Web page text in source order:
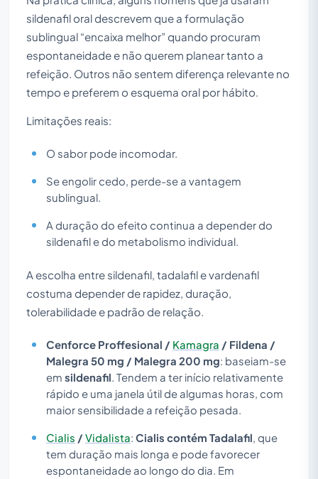
sildenafil oral descrevem que a formulação
sublingual “encaixa melhor” quando procuram
espontaneidade e não querem planear tanto a
refeição. Outros não sentem diferença relevante no
tempo e preferem o esquema oral por hábito.
Limitações reais:
O sabor pode incomodar.
Se engolir cedo, perde-se a vantagem
sublingual.
A duração do efeito continua a depender do
sildenafil e do metabolismo individual.
A escolha entre sildenafil, tadalafil e vardenafil
costuma depender de rapidez, duração,
tolerabilidade e padrão de relação.
Cenforce Proffesional / Kamagra / Fildena /
Malegra 50 mg / Malegra 200 mg: baseiam-se
em sildenafil . Tendem a ter início relativamente
rápido e uma janela útil de algumas horas, com
maior sensibilidade a refeição pesada.
Cialis / Vidalista: Cialis contém Tadalafil , que
tem duração mais longa e pode favorecer
espontaneidade ao longo do dia. Em